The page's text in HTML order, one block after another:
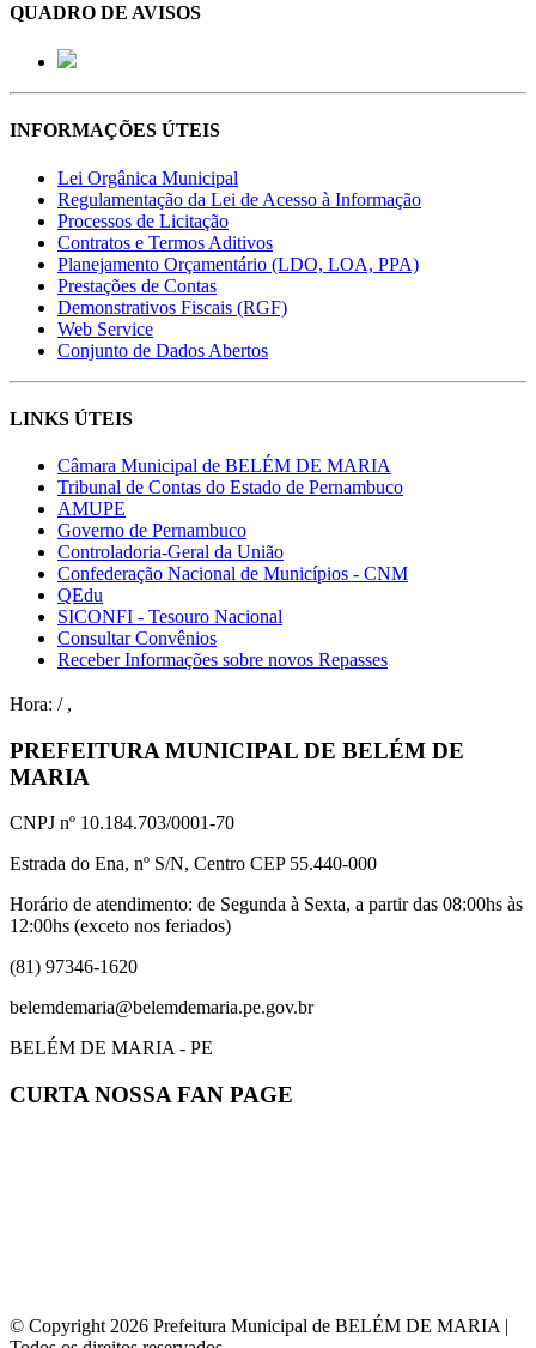
QUADRO DE AVISOS
INFORMAÇÕES ÚTEIS
Lei Orgânica Municipal
Regulamentação da Lei de Acesso à Informação
Processos de Licitação
Contratos e Termos Aditivos
Planejamento Orçamentário (LDO, LOA, PPA)
Prestações de Contas
Demonstrativos Fiscais (RGF)
Web Service
Conjunto de Dados Abertos
LINKS ÚTEIS
Câmara Municipal de BELÉM DE MARIA
Tribunal de Contas do Estado de Pernambuco
AMUPE
Governo de Pernambuco
Controladoria-Geral da União
Confederação Nacional de Municípios - CNM
QEdu
SICONFI - Tesouro Nacional
Consultar Convênios
Receber Informações sobre novos Repasses
Hora: / ,
PREFEITURA MUNICIPAL DE BELÉM DE
MARIA
CNPJ nº 10.184.703/0001-70
Estrada do Ena, nº S/N, Centro CEP 55.440-000
Horário de atendimento: de Segunda à Sexta, a partir das 08:00hs às
12:00hs (exceto nos feriados)
(81) 97346-1620
belemdemaria@belemdemaria.pe.gov.br
BELÉM DE MARIA - PE
CURTA NOSSA FAN PAGE
© Copyright 2026 Prefeitura Municipal de BELÉM DE MARIA |